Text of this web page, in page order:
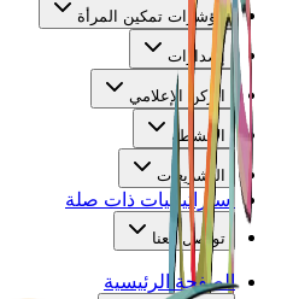
مؤشرات تمكين المرأة
إصدارات
الركن الإعلامي
الأنشطة
التشريعات
استراتيجيات ذات صلة
تواصل معنا
الصفحة الرئيسية